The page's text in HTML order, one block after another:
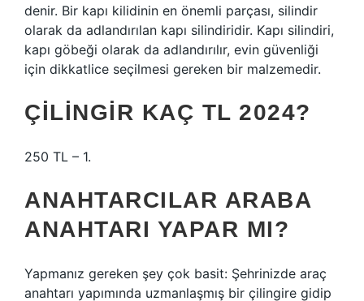
denir. Bir kapı kilidinin en önemli parçası, silindir
olarak da adlandırılan kapı silindiridir. Kapı silindiri,
kapı göbeği olarak da adlandırılır, evin güvenliği
için dikkatlice seçilmesi gereken bir malzemedir.
ÇILINGIR KAÇ TL 2024?
250 TL – 1.
ANAHTARCILAR ARABA
ANAHTARI YAPAR MI?
Yapmanız gereken şey çok basit: Şehrinizde araç
anahtarı yapımında uzmanlaşmış bir çilingire gidip